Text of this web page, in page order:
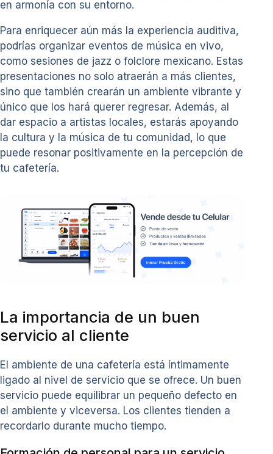
en armonía con su entorno.
Para enriquecer aún más la experiencia auditiva,
podrías organizar eventos de música en vivo,
como sesiones de jazz o folclore mexicano. Estas
presentaciones no solo atraerán a más clientes,
sino que también crearán un ambiente vibrante y
único que los hará querer regresar. Además, al
dar espacio a artistas locales, estarás apoyando
la cultura y la música de tu comunidad, lo que
puede resonar positivamente en la percepción de
tu cafetería.
La importancia de un buen
servicio al cliente
El ambiente de una cafetería está íntimamente
ligado al nivel de servicio que se ofrece. Un buen
servicio puede equilibrar un pequeño defecto en
el ambiente y viceversa. Los clientes tienden a
recordarlo durante mucho tiempo.